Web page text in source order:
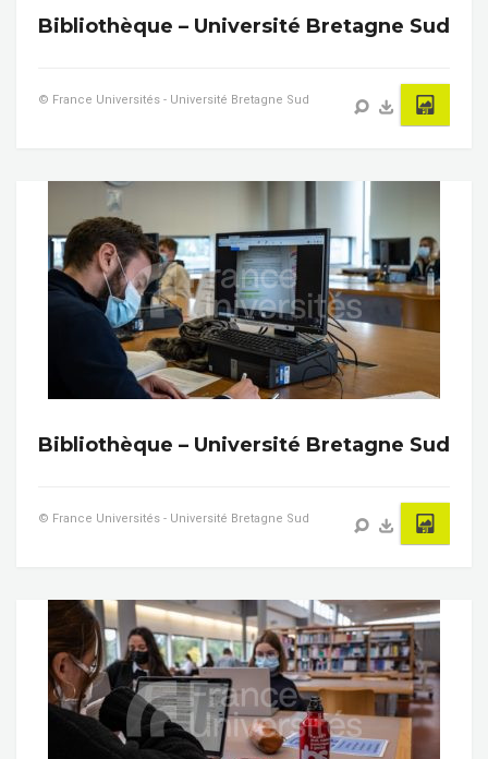
Bibliothèque – Université Bretagne Sud
© France Universités - Université Bretagne Sud
Bibliothèque – Université Bretagne Sud
© France Universités - Université Bretagne Sud